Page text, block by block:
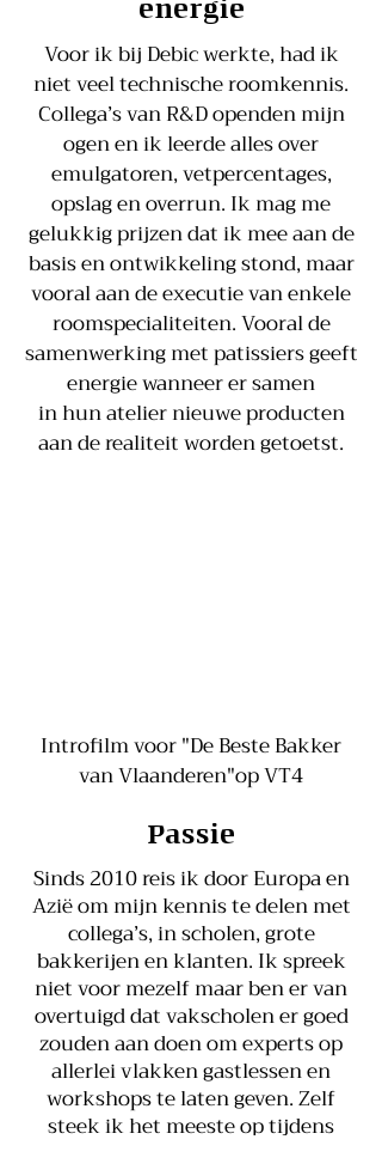
energie
Voor ik bij Debic werkte, had ik
niet veel technische roomkennis.
Collega’s van R&D openden mijn
ogen en ik leerde alles over
emulgatoren, vetpercentages,
opslag en overrun. Ik mag me
gelukkig prijzen dat ik mee aan de
basis en ontwikkeling stond, maar
vooral aan de executie van enkele
roomspecialiteiten. Vooral de
samenwerking met patissiers geeft
energie wanneer er samen
in hun atelier nieuwe producten
aan de realiteit worden getoetst.
Introfilm voor "De Beste Bakker
van Vlaanderen"op VT4
Passie
Sinds 2010 reis ik door Europa en
Azië om mijn kennis te delen met
collega’s, in scholen, grote
bakkerijen en klanten. Ik spreek
niet voor mezelf maar ben er van
overtuigd dat vakscholen er goed
zouden aan doen om experts op
allerlei vlakken gastlessen en
workshops te laten geven. Zelf
steek ik het meeste op tijdens